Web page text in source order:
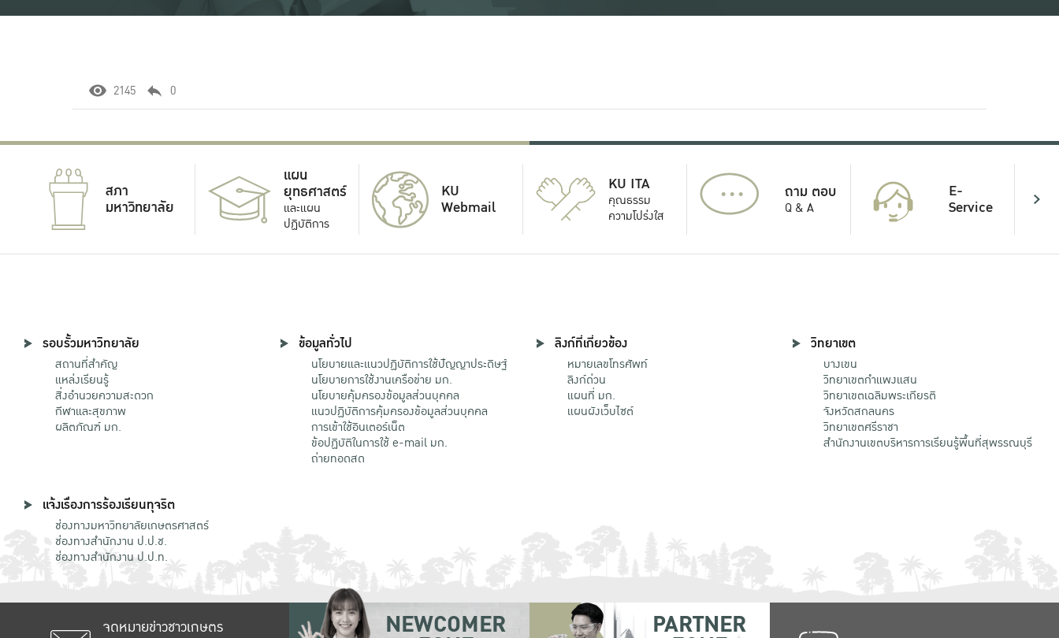
2145 0
สภา
มหาวิทยาลัย
แผน
ยุทธศาสตร์
และแผน
ปฏิบัติการ
KU
Webmail
KU ITA
คุณธรรม
ความโปร่งใส
... ถาม ตอบ
Q & A
E-
Service
รอบรั้วมหาวิทยาลัย
สถานที่สำคัญ
แหล่งเรียนรู้
สิ่งอำนวยความสะดวก
กีฬาและสุขภาพ
ผลิตภัณฑ์ มก.
ข้อมูลทั่วไป
นโยบายและแนวปฏิบัติการใช้ปัญญาประดิษฐ์
นโยบายการใช้งานเครือข่าย มก.
นโยบายคุ้มครองข้อมูลส่วนบุคคล
แนวปฏิบัติการคุ้มครองข้อมูลส่วนบุคคล
การเข้าใช้อินเตอร์เน็ต
ข้อปฏิบัติในการใช้ e-mail มก.
ถ่ายทอดสด
ลิงก์ที่เกี่ยวข้อง
หมายเลขโทรศัพท์
ลิงก์ด่วน
แผนที่ มก.
แผนผังเว็บไซต์
วิทยาเขต
บางเขน
วิทยาเขตกําแพงแสน
วิทยาเขตเฉลิมพระเกียรติ
จังหวัดสกลนคร
วิทยาเขตศรีราชา
สำนักงานเขตบริหารการเรียนรู้พื้นที่สุพรรณบุรี
แจ้งเรื่องการร้องเรียนทุจริต
ช่องทางมหาวิทยาลัยเกษตรศาสตร์
ช่องทางสำนักงาน ป.ป.ช.
ช่องทางสำนักงาน ป.ป.ท.
จดหมายข่าวชาวเกษตร NEWCOMER PARTNER